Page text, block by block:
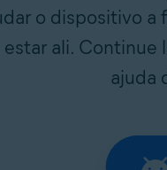
o dispositivo a
ali. Continue
ajuda